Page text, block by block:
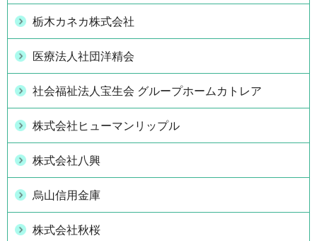
栃木カネカ株式会社
医療法人社団洋精会
社会福祉法人宝生会 グループホームカトレア
株式会社ヒューマンリップル
株式会社八興
烏山信用金庫
株式会社秋桜